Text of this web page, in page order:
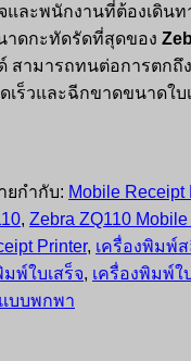
และพนักงานที่ต้องเดินท
าดกะทัดรัดที่สุดของ
สามารถทนต่อการตกถึ
เร็วและฉีกขาดขนาดใบ
ยกำกับ: Mobile Receipt
, Zebra ZQ110 Mobile
Printer, เครื่องพิมพ์
มพ์ใบเสร็จ, เครื่องพิมพ์ใ
บบพกพา